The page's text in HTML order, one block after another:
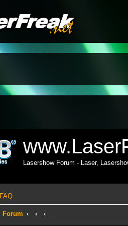
Lasershow Forum - Laser,
FAQ
Forum